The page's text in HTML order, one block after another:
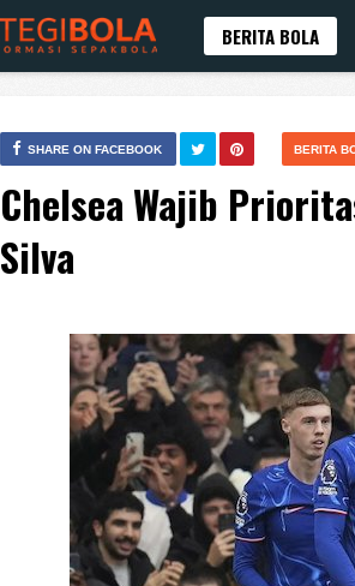
BERITA BOLA
BERITA
SHARE ON FACEBOOK
Chelsea Wajib
Silva